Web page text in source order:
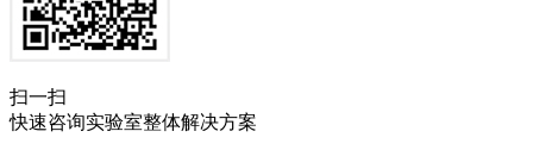
扫一扫
快速咨询实验室整体解决方案